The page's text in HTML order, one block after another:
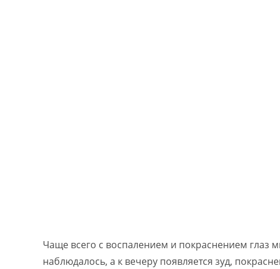
Чаще всего с воспалением и покраснением
наблюдалось, а к вечеру появляется зуд,